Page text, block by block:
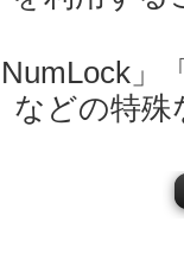
」
などの特